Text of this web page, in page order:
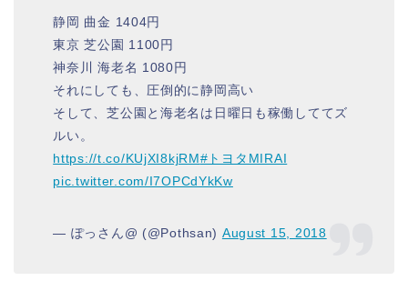
静岡 曲金 1404円
東京 芝公園 1100円
神奈川 海老名 1080円
それにしても、圧倒的に静岡高い
そして、芝公園と海老名は日曜日も稼働しててズ
ルい。
https://t.co/KUjXI8kjRM#トヨタMIRAI
pic.twitter.com/I7OPCdYkKw
— ぽっさん@ (@Pothsan) August 15, 2018